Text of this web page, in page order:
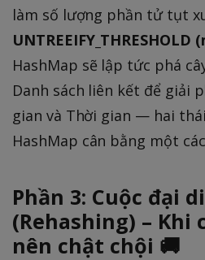
làm số lượng phần tử tụt
UNTREEIFY_THRESHOLD
HashMap sẽ lập tức phá
Danh sách liên kết để giải
gian và Thời gian — hai
HashMap cân bằng một
Phần 3: Cuộc đại
(Rehashing) –
nên chật chội 🚚